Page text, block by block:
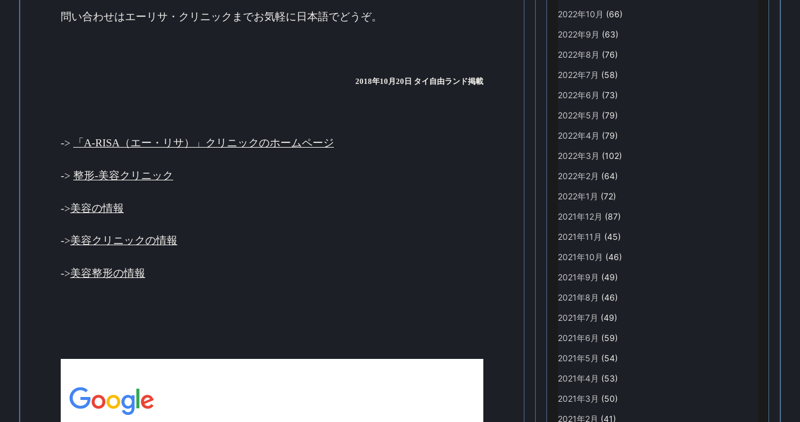
問い合わせはエーリサ・クリニックまでお気軽に日本語でどうぞ。
2018年10 月20日 タイ自由ランド掲載
-> 「A‐RISA（エー・リサ）」クリニックのホームページ
-> 整形-美容クリニック
->美容の情報
->美容クリニックの情報
->美容整形の情報
2022年10月 (66)
2022年9月 (63)
2022年8月 (76)
2022年7月 (58)
2022年6月 (73)
2022年5月 (79)
2022年4月 (79)
2022年3月 (102)
2022年2月 (64)
2022年1月 (72)
2021年12月 (87)
2021年11月 (45)
2021年10月 (46)
2021年9月 (49)
2021年8月 (46)
2021年7月 (49)
2021年6月 (59)
2021年5月 (54)
2021年4月 (53)
2021年3月 (50)
2021年2月 (41)